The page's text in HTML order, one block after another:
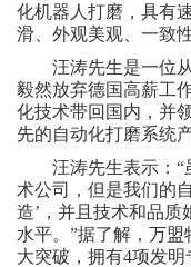
化机器人打磨，具有
滑、外观美观、一致
汪涛先生是一位
毅然放弃德国高薪工
化技术带回国内，并
先的自动化打磨系统产
汪涛先生表示：
术公司，但是我们的
造’，并且技术和品
水平。”据了解，万
大突破，拥有4项发